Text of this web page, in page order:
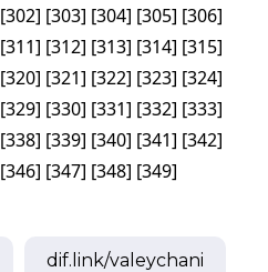
[302] [303] [304] [305] [306]
[311] [312] [313] [314] [315]
[320] [321] [322] [323] [324]
[329] [330] [331] [332] [333]
[338] [339] [340] [341] [342]
[346] [347] [348] [349]
dif.link/valeychani